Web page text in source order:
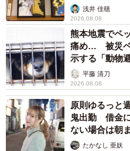
浅井 佳穂
2026.08.08
熊本地震でペ
痛め… 被災ペ
示する「動物
平藤 清刀
2026.08.08
原則ゆるっと
鬼出勤 借金
ない場合は朝
ストに取材】
たかなし 亜妖